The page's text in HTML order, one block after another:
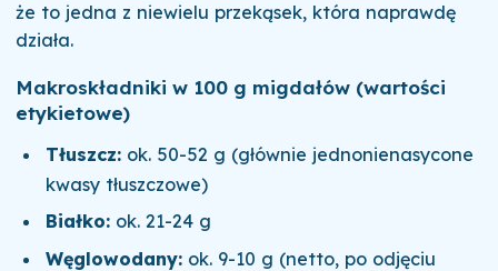
że to jedna z niewielu przekąsek, która naprawdę
działa.
Makroskładniki w 100 g migdałów (wartości
etykietowe)
Tłuszcz: ok. 50-52 g (głównie jednonienasycone
kwasy tłuszczowe)
Białko: ok. 21-24 g
Węglowodany: ok. 9-10 g (netto, po odjęciu